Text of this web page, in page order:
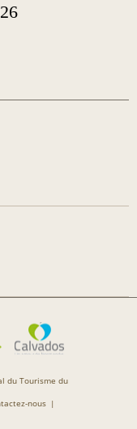
du Tourisme du
nous